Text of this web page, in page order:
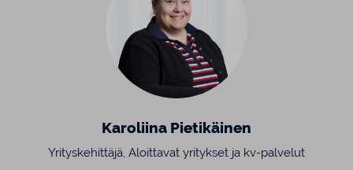
Karoliina Pietikäinen
Yrityskehittäjä, Aloittavat yritykset ja kv-palvelut